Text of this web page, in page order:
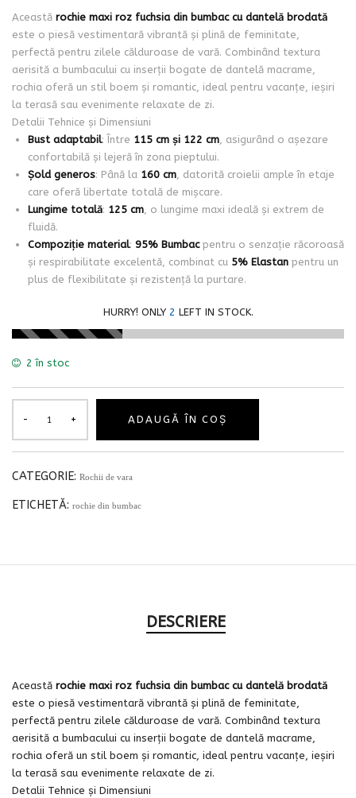
Această rochie maxi roz fuchsia din bumbac cu dantelă brodată
este o piesă vestimentară vibrantă și plină de feminitate,
perfectă pentru zilele călduroase de vară. Combinând textura
aerisită a bumbacului cu inserții bogate de dantelă macrame,
rochia oferă un stil boem și romantic, ideal pentru vacanțe, ieșiri
la terasă sau evenimente relaxate de zi.
Detalii Tehnice și Dimensiuni
Bust adaptabil: Între 115 cm și 122 cm, asigurând o așezare
confortabilă și lejeră în zona pieptului.
Șold generos: Până la 160 cm, datorită croielii ample în etaje
care oferă libertate totală de mișcare.
Lungime totală: 125 cm, o lungime maxi ideală și extrem de
fluidă.
Compoziție material: 95% Bumbacpentru o senzație răcoroasă
și respirabilitate excelentă, combinat cu 5% Elastanpentru un
plus de flexibilitate și rezistență la purtare.
HURRY! ONLY 2 LEFT IN STOCK.
2 în stoc
ADAUGĂ ÎN COȘ
CATEGORIE: Rochii de vara
ETICHETĂ: rochie din bumbac
DESCRIERE
Această rochie maxi roz fuchsia din bumbac cu dantelă brodată
este o piesă vestimentară vibrantă și plină de feminitate,
perfectă pentru zilele călduroase de vară. Combinând textura
aerisită a bumbacului cu inserții bogate de dantelă macrame,
rochia oferă un stil boem și romantic, ideal pentru vacanțe, ieșiri
la terasă sau evenimente relaxate de zi.
Detalii Tehnice și Dimensiuni